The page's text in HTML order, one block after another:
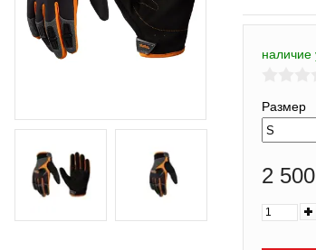
наличие
Размер
2